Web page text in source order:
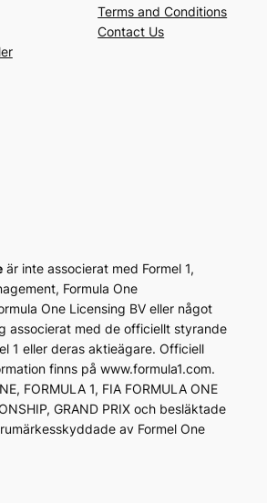
Terms and Conditions
Contact Us
är inte associerat med Formel 1,
Formula One
One Licensing BV eller något
associerat med de officiellt styrande
1 eller deras aktieägare. Officiell
finns på www.formula1.com.
FORMULA 1, FIA FORMULA ONE
GRAND PRIX och besläktade
av Formel One